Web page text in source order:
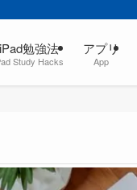
iPad勉強法
Study Hacks
アプリ
App